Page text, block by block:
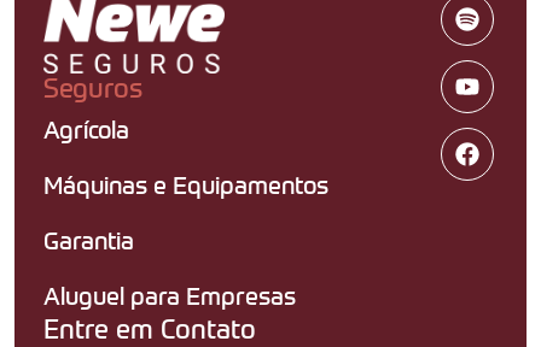
Seguros
Agrícola
Máquinas e Equipamentos
Garantia
Aluguel para Empresas
Entre em Contato